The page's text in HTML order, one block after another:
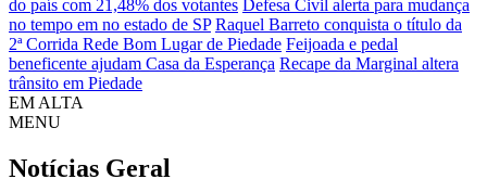
do país com 21,48% dos votantes Defesa Civil alerta para mudança
no tempo em no estado de SP Raquel Barreto conquista o título da
2ª Corrida Rede Bom Lugar de Piedade Feijoada e pedal
beneficente ajudam Casa da Esperança Recape da Marginal altera
trânsito em Piedade
EM ALTA
MENU
Notícias Geral